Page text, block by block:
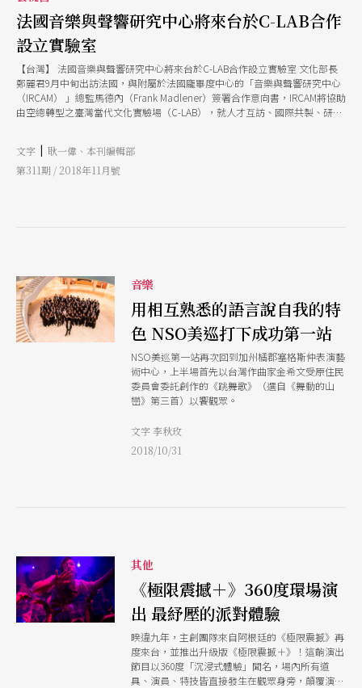
法國音樂與聲響研究中心將來台於C-LAB合作
設立實驗室
【台灣】 法國音樂與聲響研究中心將來台於C-LAB合作設立實驗室 文化部長
鄭麗君9月中旬出訪法國，與附屬於法國龐畢度中心的「音樂與聲響研究中心
（IRCAM） 」總監馬德內（Frank Madlener）簽署合作意向書，IRCAM將協助
由空總轉型之臺灣當代文化實驗場（C-LAB），就人才互訪、國際共製、研發
（Pierre Boulez）創立。1969年成立之初即以電子音樂與聲音研發創作為發
展方向，培養一批深諳軟硬體技術的專業工程師支援各種新音樂聲響創作。每
術館，台南場則為11月16日上午10點半於臺南文化創意產業園區-L4C文創講
堂。詳情請參國藝會官網最新消息區。 文化部「表演藝術結合科技跨界創
作」受理108年度計畫申請 文化部持續支持表演藝術結合科技跨界創作，自即
日起受理108年度申請計畫。文化部表示，考量科技藝術領域創作需求的獨特
性，並尊重藝術展現及創作自由，今年修正補助作業要點，簡化申請作業、放
寬提案內容呈現方式及調整分期撥款比例等，期待落實協助科技藝術團隊發
展。修正內容為第一期補助款的撥款比例，從30%提高到50%，支持科藝創作
初期的大量資金需求。同時，調減申請書份數及放寬計畫書格式，除文字外，
文字 | 耿一偉、本刊編輯部
第311期 / 2018年11月號
音樂
用相互熟悉的語言說自我的特
色 NSO美巡打下成功第一站
NSO美巡第一站再次回到加州橘郡塞格斯仲表演藝
術中心，上半場首先以台灣作曲家金希文受原住民
委員會委託創作的《跳舞歌》（選自《舞動的山
巒》第三首）以饗觀眾。
文字 李秋玫
2018/10/31
其他
《極限震撼＋》360度環場演
出 最紓壓的派對體驗
睽違九年，主創團隊來自阿根廷的《極限震撼》再
度來台，並推出升級版《極限震撼＋》！這齣演出
節目以360度「沉浸式體驗」聞名，場內所有道
具、演員、特技皆直接發生在觀眾身旁，顛覆演出